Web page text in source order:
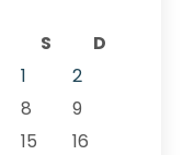
S
D
1
2
8
9
15
16